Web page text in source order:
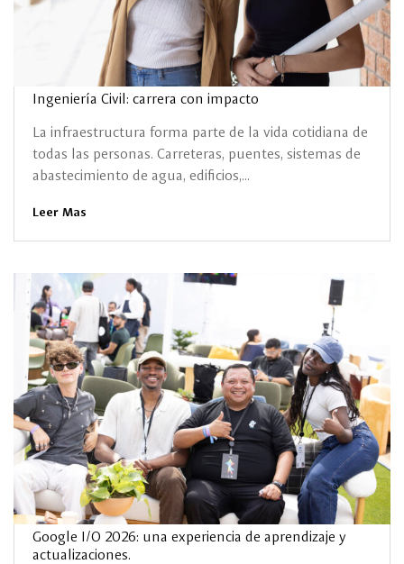
Ingeniería Civil: carrera con impacto
La infraestructura forma parte de la vida cotidiana de
todas las personas. Carreteras, puentes, sistemas de
abastecimiento de agua, edificios,...
Leer Mas
Google I/O 2026: una experiencia de aprendizaje y
actualizaciones.